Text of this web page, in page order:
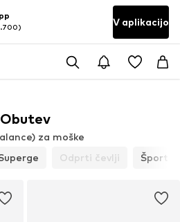
V aplikacijo
Obutev
za moške
Odprti čevlji Športni